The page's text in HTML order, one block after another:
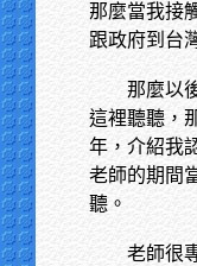
那麼當我接
跟政府到台
那麼以
這裡聽聽，
年，介紹我
老師的期間
聽。
老師很